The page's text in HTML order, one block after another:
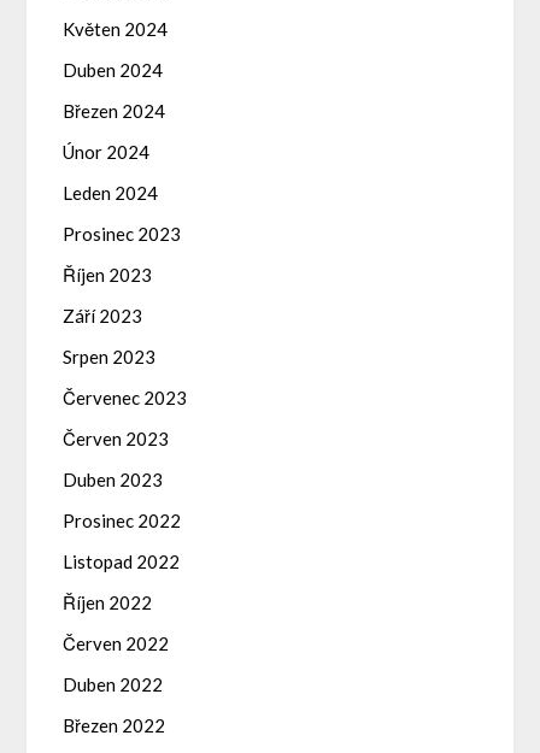
Květen 2024
Duben 2024
Březen 2024
Únor 2024
Leden 2024
Prosinec 2023
Říjen 2023
Září 2023
Srpen 2023
Červenec 2023
Červen 2023
Duben 2023
Prosinec 2022
Listopad 2022
Říjen 2022
Červen 2022
Duben 2022
Březen 2022